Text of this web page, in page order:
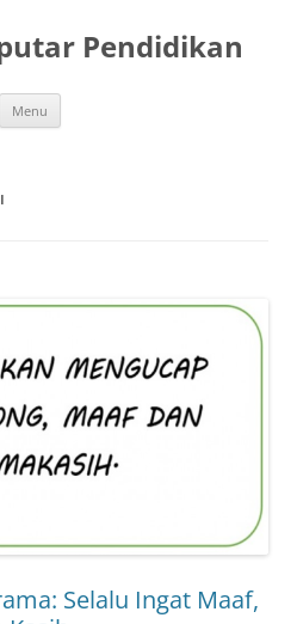
Pendidikan
Menu
Selalu Ingat Maaf,